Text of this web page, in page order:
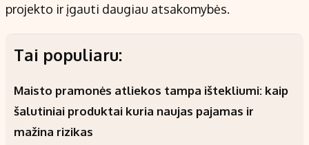
projekto ir įgauti daugiau atsakomybės.
Tai populiaru:
Maisto pramonės atliekos tampa ištekliumi: kaip
šalutiniai produktai kuria naujas pajamas ir
mažina rizikas